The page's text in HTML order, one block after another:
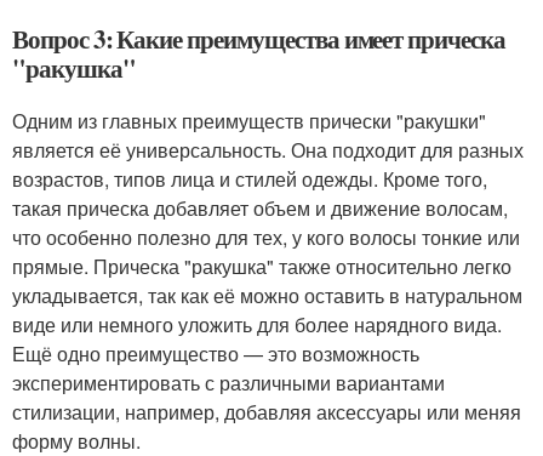
Вопрос 3: Какие преимущества имеет прическа
"ракушка"
Одним из главных преимуществ прически "ракушки"
является её универсальность. Она подходит для разных
возрастов, типов лица и стилей одежды. Кроме того,
такая прическа добавляет объем и движение волосам,
что особенно полезно для тех, у кого волосы тонкие или
прямые. Прическа "ракушка" также относительно легко
укладывается, так как её можно оставить в натуральном
виде или немного уложить для более нарядного вида.
Ещё одно преимущество — это возможность
экспериментировать с различными вариантами
стилизации, например, добавляя аксессуары или меняя
форму волны.